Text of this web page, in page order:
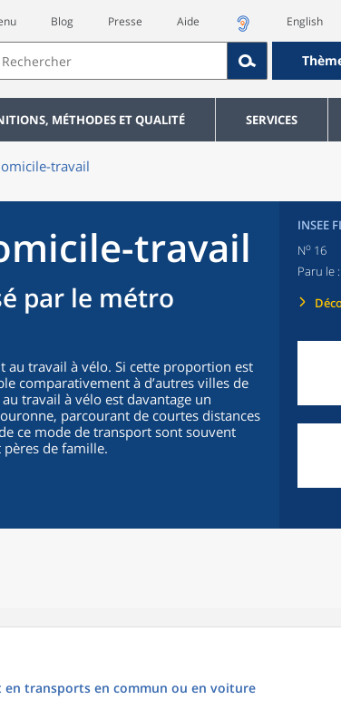
Blog Presse Aide English
MÉTHODES ET QUALITÉ SERVICES
travail
travail
par le métro
au travail à vélo. Si cette proportion est
comparativement à d’autres villes de
travail à vélo est davantage un
parcourant de courtes distances
ce mode de transport sont souvent
de famille.
INSEE
No 16
Paru le
transports en commun ou en voiture